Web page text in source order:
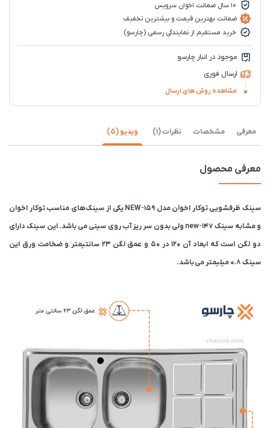
10 سال ضمانت اخوان سرویس
ضمانت بهترین قیمت و بیشترین تخفیف
خرید مستقیم از نمایندگی رسمی (چارسو)
موجود در انبار چارسو
ارسال فوری
مشاهده روش های ارسال
معرفی مشخصات نظرات (1) ویدیو (5)
معرفی محصول
سینک ظرفشویی توکار اخوان مدل 159-NEW یکی از سینک های مناسب توکار اخوان
و مشابه سینک 147-new ولی بدون سر ریز آب روی سینی می باشد. این سینک دارای
دو لگن است که ابعاد آن 120 در 50 و عمق لگن 23 سانتیمتر و ضخامت ورق این
سینک 0.8 میلیمتر می باشد.